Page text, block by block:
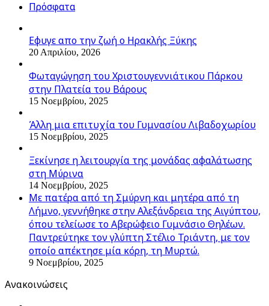
Πρόσφατα
Εφυγε απο την ζωή o Ηρακλής Ξύκης
20 Απριλίου, 2026
Φωταγώγηση του Χριστουγεννιάτικου Πάρκου
στην Πλατεία του Βάρους
15 Νοεμβρίου, 2025
Άλλη μια επιτυχία του Γυμνασίου Λιβαδοχωρίου
15 Νοεμβρίου, 2025
Ξεκίνησε η λειτουργία της μονάδας αφαλάτωσης
στη Μύρινα
14 Νοεμβρίου, 2025
Με πατέρα από τη Σμύρνη και μητέρα από τη
Λήμνο, γεννήθηκε στην Αλεξάνδρεια της Αιγύπτου,
όπου τελείωσε το Αβερώφειο Γυμνάσιο Θηλέων.
Παντρεύτηκε τον γλύπτη Στέλιο Τριάντη, με τον
οποίο απέκτησε μία κόρη, τη Μυρτώ.
9 Νοεμβρίου, 2025
Ανακοινώσεις